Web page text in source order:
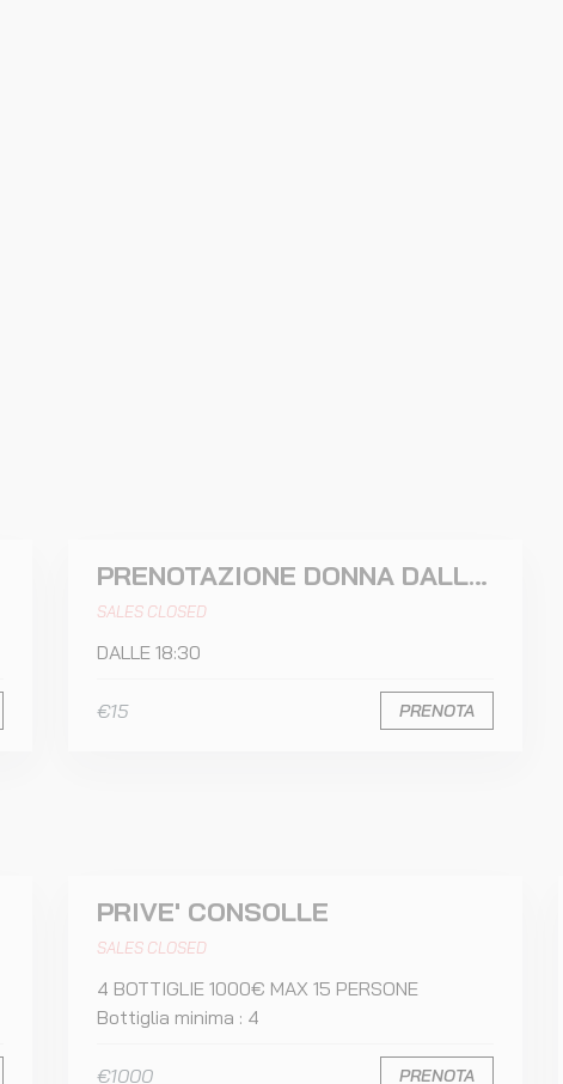
PRENOTAZIONE DONNA DALLE 18:30
SALES CLOSED
DALLE 18:30
€15 PRENOTA
PRIVE' CONSOLLE
SALES CLOSED
4 BOTTIGLIE 1000€ MAX 15 PERSONE
Bottiglia minima : 4
€1000 PRENOTA